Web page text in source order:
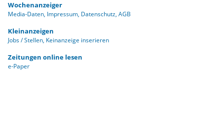
Wochenanzeiger
Media-Daten Impressum Datenschutz AGB
Kleinanzeigen
Jobs / Stellen Keinanzeige inserieren
Zeitungen online lesen
e-Paper